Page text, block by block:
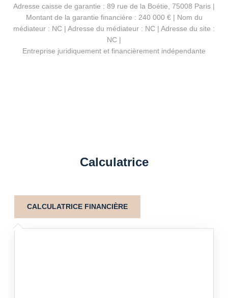
Adresse caisse de garantie : 89 rue de la Boétie, 75008 Paris |
Montant de la garantie financière : 240 000 € | Nom du
médiateur : NC | Adresse du médiateur : NC | Adresse du site :
NC |
Entreprise juridiquement et financièrement indépendante
Calculatrice
CALCULATRICE FINANCIÈRE